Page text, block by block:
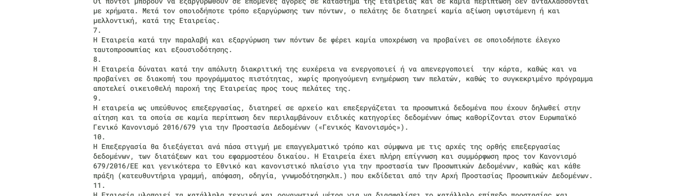
με χρήματα. Μετά τον οποιοδήποτε τρόπο εξαργύρωσης των πόντων, ο πελάτης δε διατηρεί καμία αξίωση υφιστάμενη ή και
μελλοντική, κατά της Εταιρείας.
7.
Η Εταιρεία κατά την παραλαβή και εξαργύρωση των πόντων δε φέρει καμία υποχρέωση να προβαίνει σε οποιοδήποτε έλεγχο
ταυτοπροσωπίας και εξουσιοδότησης.
8.
Η Εταιρεία δύναται κατά την απόλυτη διακριτική της ευχέρεια να ενεργοποιεί ή να απενεργοποιεί την κάρτα, καθώς και να
προβαίνει σε διακοπή του προγράμματος πιστότητας, χωρίς προηγούμενη ενημέρωση των πελατών, καθώς το συγκεκριμένο πρόγραμμα
αποτελεί οικειοθελή παροχή της Εταιρείας προς τους πελάτες της.
9.
Η εταιρεία ως υπεύθυνος επεξεργασίας, διατηρεί σε αρχείο και επεξεργάζεται τα προσωπικά δεδομένα που έχουν δηλωθεί στην
αίτηση και τα οποία σε καμία περίπτωση δεν περιλαμβάνουν ειδικές κατηγορίες δεδομένων όπως καθορίζονται στον Ευρωπαϊκό
Γενικό Κανονισμό 2016/679 για την Προστασία Δεδομένων («Γενικός Κανονισμός»).
10.
Η Επεξεργασία θα διεξάγεται ανά πάσα στιγμή με επαγγελματικό τρόπο και σύμφωνα με τις αρχές της ορθής επεξεργασίας
δεδομένων, των διατάξεων και του εφαρμοστέου δικαίου. Η Εταιρεία έχει πλήρη επίγνωση και συμμόρφωση προς τον Κανονισμό
679/2016/ΕΕ και γενικότερα το Εθνικό και κανονιστικό πλαίσιο για την προστασία των Προσωπικών Δεδομένων, καθώς και κάθε
πράξη (κατευθυντήρια γραμμή, απόφαση, οδηγία, γνωμοδότησηκλπ.) που εκδίδεται από την Αρχή Προστασίας Προσωπικών Δεδομένων.
11.